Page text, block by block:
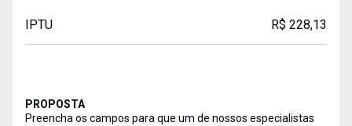
IPTU R$ 228,13
PROPOSTA
Preencha os campos para que um de nossos especialistas